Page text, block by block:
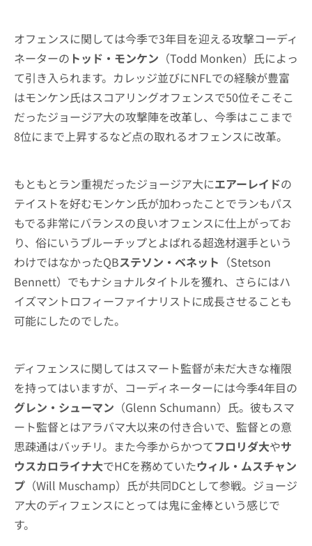
オフェンスに関しては今季で3年目を迎える攻撃コーディ
ネーターの トッド・モンケン （Todd Monken）氏によっ
て引き入られます。カレッジ並びにNFLでの経験が豊富
はモンケン氏はスコアリングオフェンスで50位そこそこ
だったジョージア大の攻撃陣を改革し、今季はここまで
8位にまで上昇するなど点の取れるオフェンスに改革。
もともとラン重視だったジョージア大にエアーレイドの
テイストを好むモンケン氏が加わったことでランもパス
もでる非常にバランスの良いオフェンスに仕上がってお
り、俗にいうブルーチップとよばれる超逸材選手という
わけではなかったQBステソン・ベネット （Stetson
Bennett）でもナショナルタイトルを獲れ、さらにはハ
イズマントロフィーファイナリストに成長させることも
可能にしたのでした。
ディフェンスに関してはスマート監督が未だ大きな権限
を持ってはいますが、コーディネーターには今季4年目の
グレン・シューマン （Glenn Schumann）氏。彼もスマ
ート監督とはアラバマ大以来の付き合いで、監督との意
思疎通はバッチリ。また今季からかつてフロリダ大やサ
ウスカロライナ大でHCを務めていたウィル・ムスチャン
プ （Will Muschamp）氏が共同DCとして参戦。ジョージ
ア大のディフェンスにとっては鬼に金棒という感じで
す。